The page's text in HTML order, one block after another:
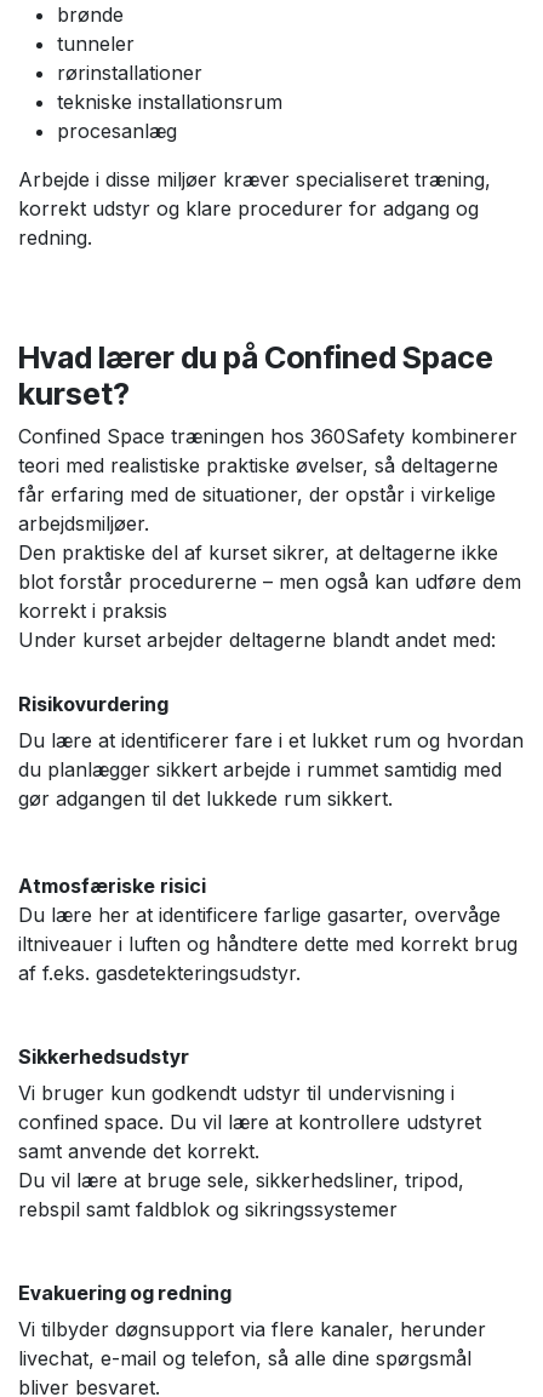
brønde
tunneler
rørinstallationer
tekniske installationsrum
procesanlæg
Arbejde i disse miljøer kræver specialiseret træning,
korrekt udstyr og klare procedurer for adgang og
redning.
Hvad lærer du på Confined Space
kurset?
Confined Space træningen hos 360Safety kombinerer
teori med realistiske praktiske øvelser, så deltagerne
får erfaring med de situationer, der opstår i virkelige
arbejdsmiljøer.
Den praktiske del af kurset sikrer, at deltagerne ikke
blot forstår procedurerne – men også kan udføre dem
korrekt i praksis
Under kurset arbejder deltagerne blandt andet med:
Risikovurdering
Du lære at identificerer fare i et lukket rum og hvordan
du planlægger sikkert arbejde i rummet samtidig med
gør adgangen til det lukkede rum sikkert.
Atmosfæriske risici
Du lære her at identificere farlige gasarter, overvåge
iltniveauer i luften og håndtere dette med korrekt brug
af f.eks. gasdetekteringsudstyr.
Sikkerhedsudstyr
Vi bruger kun godkendt udstyr til undervisning i
confined space. Du vil lære at kontrollere udstyret
samt anvende det korrekt.
Du vil lære at bruge sele, sikkerhedsliner, tripod,
rebspil samt faldblok og sikringssystemer
Evakuering og redning
Vi tilbyder døgnsupport via flere kanaler, herunder
livechat, e-mail og telefon, så alle dine spørgsmål
bliver besvaret.